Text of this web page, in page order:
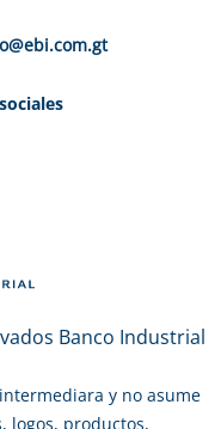
Banco Industrial
y no asume
logos, productos,